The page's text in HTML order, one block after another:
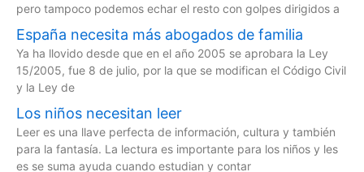
pero tampoco podemos echar el resto con golpes dirigidos a
España necesita más abogados de familia
Ya ha llovido desde que en el año 2005 se aprobara la Ley
15/2005, fue 8 de julio, por la que se modifican el Código Civil
y la Ley de
Los niños necesitan leer
Leer es una llave perfecta de información, cultura y también
para la fantasía. La lectura es importante para los niños y les
es se suma ayuda cuando estudian y contar